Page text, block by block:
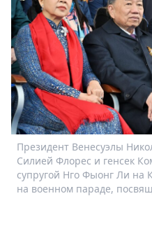
Президент Венесуэлы
Силией Флорес и генсек
супругой Нго Фыонг Ли на
на военном параде,